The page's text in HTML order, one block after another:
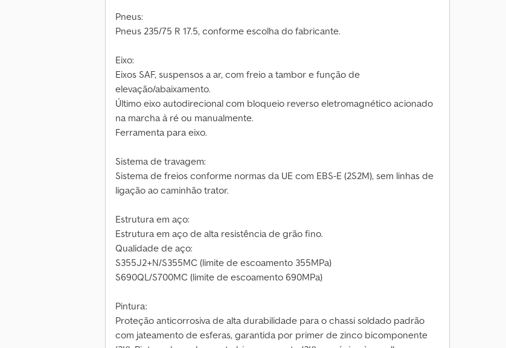
Pneus:
Pneus 235/75 R 17.5, conforme escolha do fabricante.
Eixo:
Eixos SAF, suspensos a ar, com freio a tambor e função de
elevação/abaixamento.
Último eixo autodirecional com bloqueio reverso eletromagnético acionado
na marcha à ré ou manualmente.
Ferramenta para eixo.
Sistema de travagem:
Sistema de freios conforme normas da UE com EBS-E (2S2M), sem linhas de
ligação ao caminhão trator.
Estrutura em aço:
Estrutura em aço de alta resistência de grão fino.
Qualidade de aço:
S355J2+N/S355MC (limite de escoamento 355MPa)
S690QL/S700MC (limite de escoamento 690MPa)
Pintura:
Proteção anticorrosiva de alta durabilidade para o chassi soldado padrão
com jateamento de esferas, garantida por primer de zinco bicomponente